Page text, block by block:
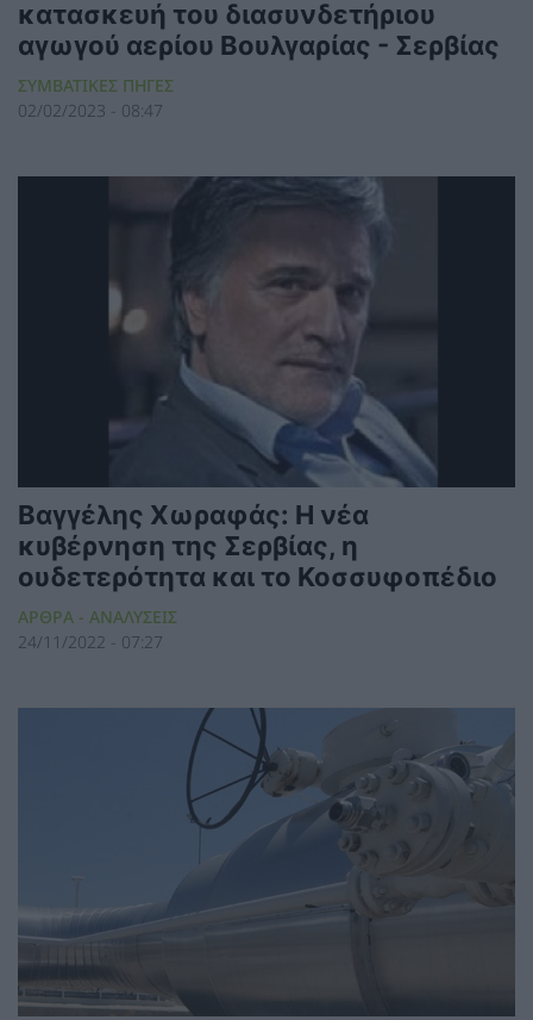
κατασκευή του διασυνδετήριου
αγωγού αερίου Βουλγαρίας - Σερβίας
ΣΥΜΒΑΤΙΚΕΣ ΠΗΓΕΣ
02/02/2023 - 08:47
Βαγγέλης Χωραφάς: Η νέα
κυβέρνηση της Σερβίας, η
ουδετερότητα και το Κοσσυφοπέδιο
ΑΡΘΡΑ - ΑΝΑΛΥΣΕΙΣ
24/11/2022 - 07:27